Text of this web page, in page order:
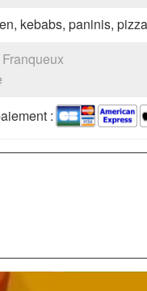
kebabs, paninis,
: